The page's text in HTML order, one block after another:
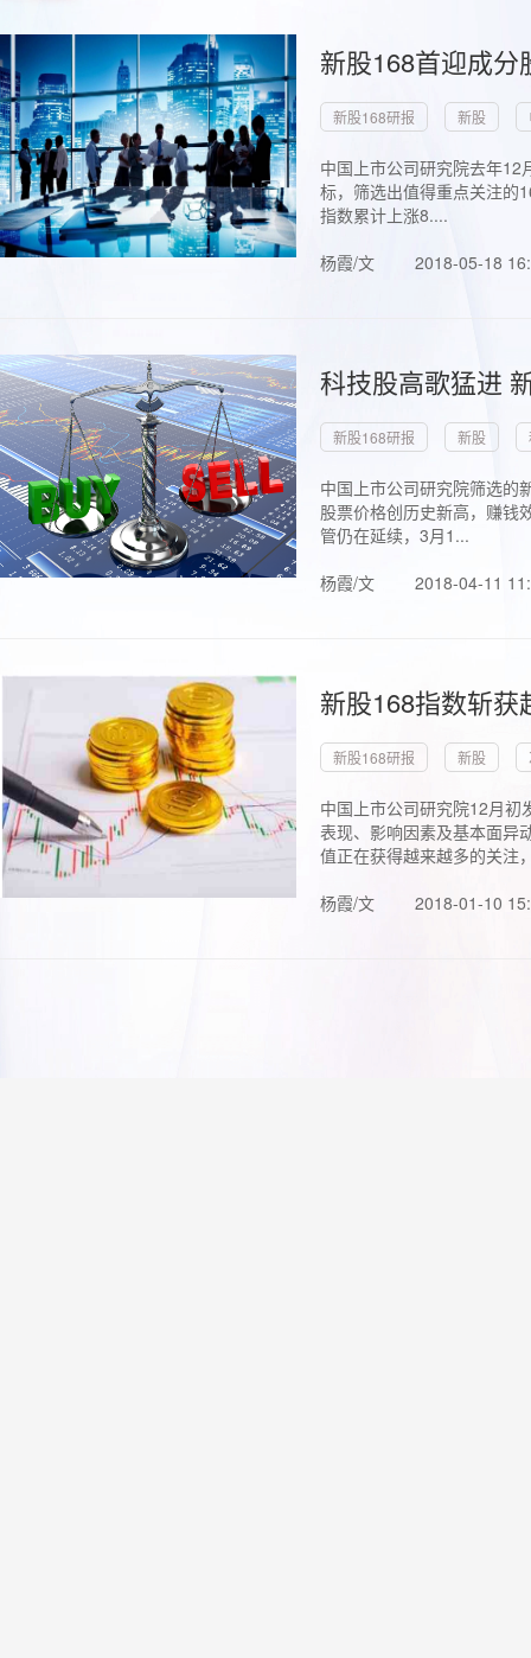
新股168首迎成
新股168研报 新股
中国上市公司研究院去年
标，筛选出值得重点关注的
指数累计上涨8....
杨霞/文
2018-05-18
科技股高歌猛进
新股168研报 新股
中国上市公司研究院筛选的
股票价格创历史新高，赚钱
管仍在延续，3月1...
杨霞/文
2018-04-11
新股168指数斩
新股168研报 新股
中国上市公司研究院12月初
表现、影响因素及基本面异
值正在获得越来越多的关注
杨霞/文
2018-01-10